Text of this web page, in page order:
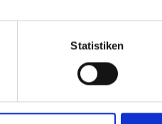
Statistiken